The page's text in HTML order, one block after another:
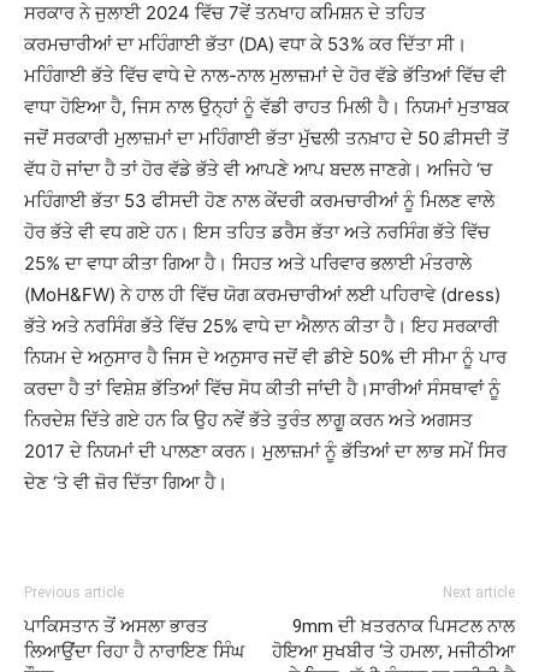
ਸਰਕਾਰ ਨੇ ਜੁਲਾਈ 2024 ਵਿੱਚ 7ਵੇਂ ਤਨਖਾਹ ਕਮਿਸ਼ਨ ਦੇ ਤਹਿਤ
ਕਰਮਚਾਰੀਆਂ ਦਾ ਮਹਿੰਗਾਈ ਭੱਤਾ (DA) ਵਧਾ ਕੇ 53% ਕਰ ਦਿੱਤਾ ਸੀ।
ਮਹਿੰਗਾਈ ਭੱਤੇ ਵਿੱਚ ਵਾਧੇ ਦੇ ਨਾਲ-ਨਾਲ ਮੁਲਾਜ਼ਮਾਂ ਦੇ ਹੋਰ ਵੱਡੇ ਭੱਤਿਆਂ ਵਿੱਚ ਵੀ
ਵਾਧਾ ਹੋਇਆ ਹੈ, ਜਿਸ ਨਾਲ ਉਨ੍ਹਾਂ ਨੂੰ ਵੱਡੀ ਰਾਹਤ ਮਿਲੀ ਹੈ। ਨਿਯਮਾਂ ਮੁਤਾਬਕ
ਜਦੋਂ ਸਰਕਾਰੀ ਮੁਲਾਜ਼ਮਾਂ ਦਾ ਮਹਿੰਗਾਈ ਭੱਤਾ ਮੁੱਢਲੀ ਤਨਖ਼ਾਹ ਦੇ 50 ਫ਼ੀਸਦੀ ਤੋਂ
ਵੱਧ ਹੋ ਜਾਂਦਾ ਹੈ ਤਾਂ ਹੋਰ ਵੱਡੇ ਭੱਤੇ ਵੀ ਆਪਣੇ ਆਪ ਬਦਲ ਜਾਣਗੇ। ਅਜਿਹੇ ‘ਚ
ਮਹਿੰਗਾਈ ਭੱਤਾ 53 ਫੀਸਦੀ ਹੋਣ ਨਾਲ ਕੇਂਦਰੀ ਕਰਮਚਾਰੀਆਂ ਨੂੰ ਮਿਲਣ ਵਾਲੇ
ਹੋਰ ਭੱਤੇ ਵੀ ਵਧ ਗਏ ਹਨ। ਇਸ ਤਹਿਤ ਡਰੈਸ ਭੱਤਾ ਅਤੇ ਨਰਸਿੰਗ ਭੱਤੇ ਵਿੱਚ
25% ਦਾ ਵਾਧਾ ਕੀਤਾ ਗਿਆ ਹੈ। ਸਿਹਤ ਅਤੇ ਪਰਿਵਾਰ ਭਲਾਈ ਮੰਤਰਾਲੇ
(MoH&FW) ਨੇ ਹਾਲ ਹੀ ਵਿੱਚ ਯੋਗ ਕਰਮਚਾਰੀਆਂ ਲਈ ਪਹਿਰਾਵੇ (dress)
ਭੱਤੇ ਅਤੇ ਨਰਸਿੰਗ ਭੱਤੇ ਵਿੱਚ 25% ਵਾਧੇ ਦਾ ਐਲਾਨ ਕੀਤਾ ਹੈ। ਇਹ ਸਰਕਾਰੀ
ਨਿਯਮ ਦੇ ਅਨੁਸਾਰ ਹੈ ਜਿਸ ਦੇ ਅਨੁਸਾਰ ਜਦੋਂ ਵੀ ਡੀਏ 50% ਦੀ ਸੀਮਾ ਨੂੰ ਪਾਰ
ਕਰਦਾ ਹੈ ਤਾਂ ਵਿਸ਼ੇਸ਼ ਭੱਤਿਆਂ ਵਿੱਚ ਸੋਧ ਕੀਤੀ ਜਾਂਦੀ ਹੈ।ਸਾਰੀਆਂ ਸੰਸਥਾਵਾਂ ਨੂੰ
ਨਿਰਦੇਸ਼ ਦਿੱਤੇ ਗਏ ਹਨ ਕਿ ਉਹ ਨਵੇਂ ਭੱਤੇ ਤੁਰੰਤ ਲਾਗੂ ਕਰਨ ਅਤੇ ਅਗਸਤ
2017 ਦੇ ਨਿਯਮਾਂ ਦੀ ਪਾਲਣਾ ਕਰਨ। ਮੁਲਾਜ਼ਮਾਂ ਨੂੰ ਭੱਤਿਆਂ ਦਾ ਲਾਭ ਸਮੇਂ ਸਿਰ
ਦੇਣ ‘ਤੇ ਵੀ ਜ਼ੋਰ ਦਿੱਤਾ ਗਿਆ ਹੈ।
Previous article
ਪਾਕਿਸਤਾਨ ਤੋਂ ਅਸਲਾ ਭਾਰਤ
ਲਿਆਉਂਦਾ ਰਿਹਾ ਹੈ ਨਾਰਾਇਣ ਸਿੰਘ
Next article
9mm ਦੀ ਖ਼ਤਰਨਾਕ ਪਿਸਟਲ ਨਾਲ
ਹੋਇਆ ਸੁਖਬੀਰ ‘ਤੇ ਹਮਲਾ, ਮਜੀਠੀਆ